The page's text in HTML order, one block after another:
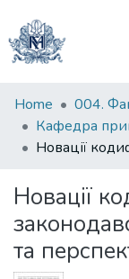
Communities
&
Collections
Statistics
Home
Новації
та